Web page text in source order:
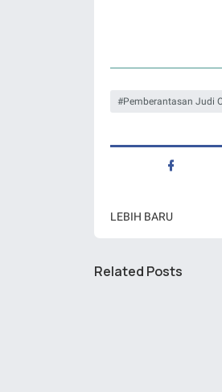
Pemberantasan Judi
LEBIH BARU
Related Posts